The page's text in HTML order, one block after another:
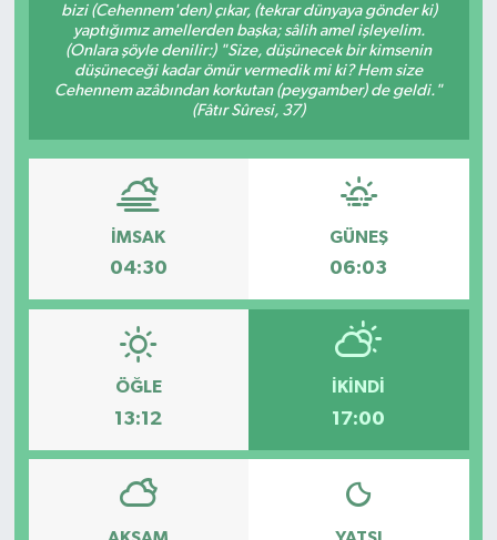
bizi (Cehennem'den) çıkar, (tekrar dünyaya gönder ki)
yaptığımız amellerden başka; sâlih amel işleyelim.
(Onlara şöyle denilir:) "Size, düşünecek bir kimsenin
düşüneceği kadar ömür vermedik mi ki? Hem size
Cehennem azâbından korkutan (peygamber) de geldi."
(Fâtır Sûresi, 37)
İMSAK
04:30
GÜNEŞ
06:03
ÖĞLE
13:12
İKINDI
17:00